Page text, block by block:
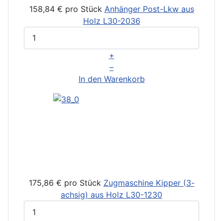
158,84 € pro Stück Anhänger Post-Lkw aus
Holz L30-2036
+
–
In den Warenkorb
175,86 € pro Stück Zugmaschine Kipper (3-
achsig) aus Holz L30-1230